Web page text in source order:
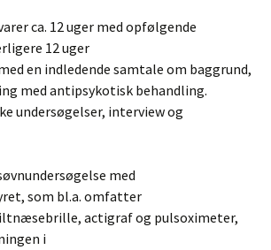
ca. 12 uger med opfølgende
12 uger
en indledende samtale om baggrund,
med antipsykotisk behandling.
undersøgelser, interview og
med
som bl.a. omfatter
actigraf og pulsoximeter,
i